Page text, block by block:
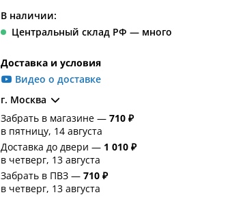
В наличии:
Центральный склад РФ — много
Доставка и условия
Видео о доставке
г. Москва
Забрать в магазине — 710 ₽
в пятницу, 14 августа
Доставка до двери — 1 010 ₽
в четверг, 13 августа
Забрать в ПВЗ — 710 ₽
в четверг, 13 августа